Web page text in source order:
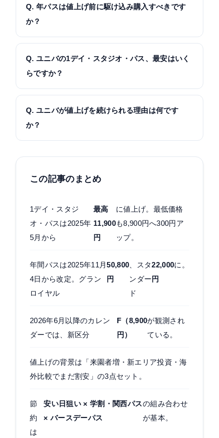
東京ディズニーリゾートが10,900円で、USJのほう
が1,000円高い水準です。最安価格は両者ともほぼ同
Q. 年パスは値上げ前に駆け込み購入すべきです
か？
2025年11月4日の改定は既に実施済みなので、今は
「駆け込み」よりも「値上げ後の通常購入」の判断
軸になります。年に2〜3回以上行くなら、スタンダ
イヤル50,800円も候補に入ります。
Q. ユニバの1デイ・スタジオ・パス、最安はいく
らですか？
2026年5月時点で、大人のA区分が8,600円、新区分
のF区分が8,900円。子どもは5,600円〜、シニアは
7,700円〜が目安です。閑散期の平日に集中して設定
Q. ユニバが値上げを続けられる理由は何です
か？
ラクションへの巨額投資、③海外テーマパーク比で
この記事のまとめ
1デイ・スタジ
オ・パスは2025年
5月から
最高
11,900
円
に値上げ。最低価格
も8,900円へ300円ア
ップ。
年間パスは2025年11月
4日から改定。グラン
ロイヤル
50,800
円
、スタ
ンダー
ド
22,000
円
に。
2026年6月以降のカレン
ダーでは、新区分
F（8,900
円）
が観測され
ている。
値上げの背景は「来園者増・新エリア投資・海
外比較でまだ割安」の3点セット。
節
約
は
安い日狙い × 学割・関西パス
× バースデーパス
の組み合わせ
が基本。